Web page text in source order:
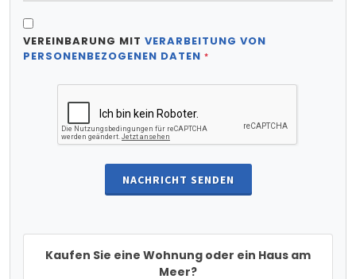
VEREINBARUNG MIT VERARBEITUNG VON
PERSONENBEZOGENEN DATEN *
NACHRICHT SENDEN
Kaufen Sie eine Wohnung oder ein Haus am
Meer?